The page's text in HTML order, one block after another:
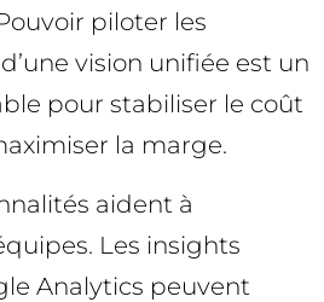
piloter les
vision unifiée est un
pour stabiliser le coût
la marge.
aident à
Les insights
Analytics peuvent